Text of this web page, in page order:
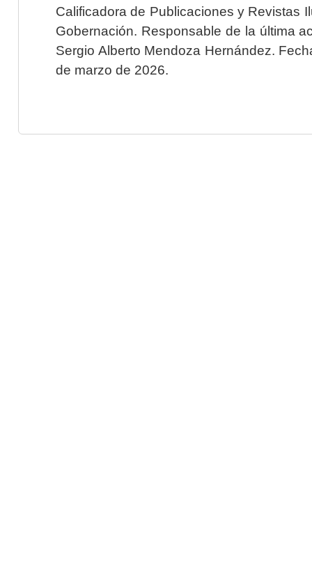
Calificadora de Publicaciones y Revistas
Gobernación. Responsable de la última
Sergio Alberto Mendoza Hernández.
de marzo de 2026.